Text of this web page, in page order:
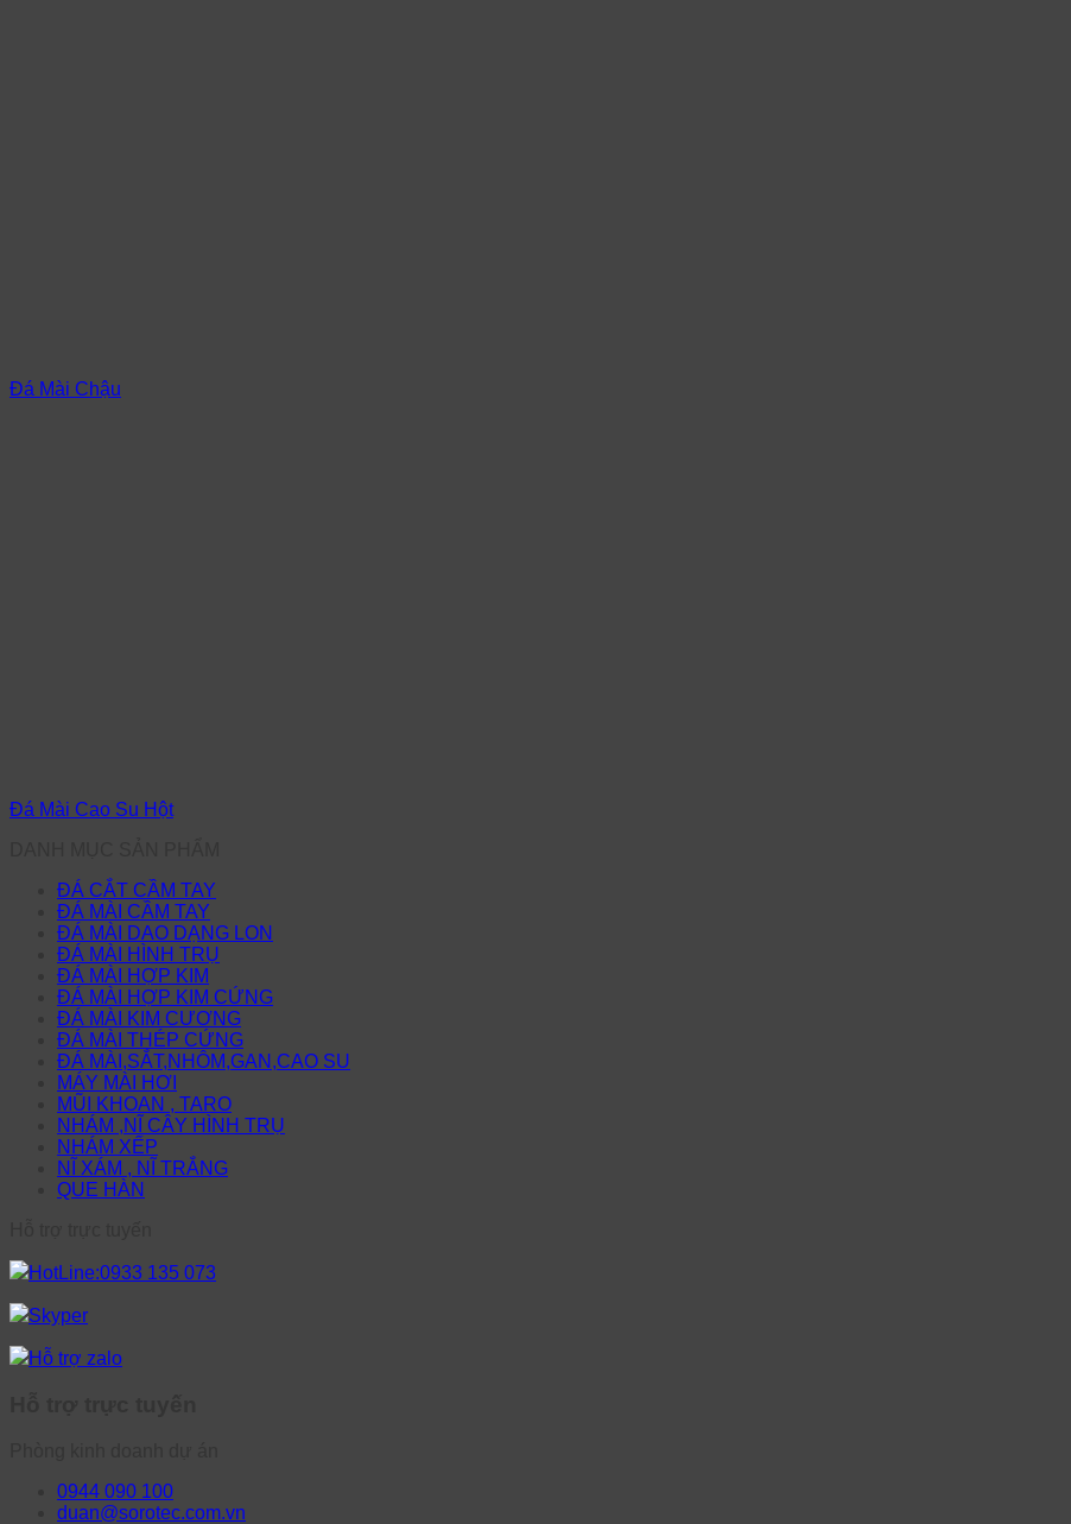
Đá Mài Chậu
Đá Mài Cao Su Hột
ĐÁ CẮT CẦM TAY
ĐÁ MÀI CẦM TAY
ĐÁ MÀI DAO DẠNG LON
ĐÁ MÀI HÌNH TRỤ
ĐÁ MÀI HỢP KIM
ĐÁ MÀI HỢP KIM CỨNG
ĐÁ MÀI KIM CƯƠNG
ĐÁ MÀI THÉP CỨNG
ĐÁ MÀI,SẮT,NHÔM,GAN,CAO SU
MÁY MÀI HƠI
MŨI KHOAN , TARO
NHÁM ,NĨ CÂY HÌNH TRỤ
NHÁM XẾP
NĨ XÁM , NĨ TRẮNG
QUE HÀN
HotLine:0933 135 073
Skyper
Hỗ trợ zalo
0944 090 100
duan@sorotec.com.vn